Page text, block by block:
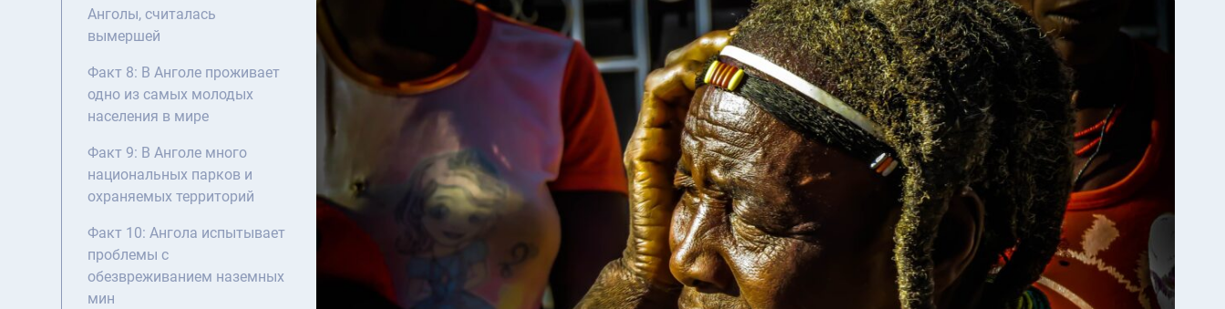
Анголы, считалась
вымершей
Факт 8: В Анголе проживает
одно из самых молодых
населения в мире
Факт 9: В Анголе много
национальных парков и
охраняемых территорий
Факт 10: Ангола испытывает
проблемы с
обезвреживанием наземных
мин